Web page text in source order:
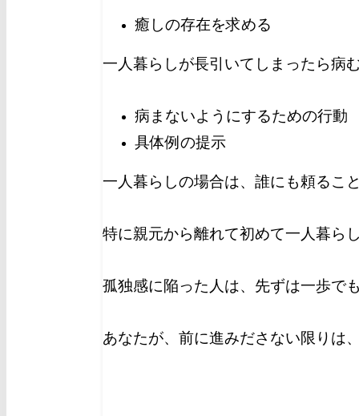
癒しの存在を求める
一人暮らしが長引いてしまったら病
病まないようにするための行動
具体例の提示
一人暮らしの場合は、誰にも頼るこ
特に親元から離れて初めて一人暮ら
孤独感に陥った人は、先ずは一歩で
あなたが、前に進みださない限りは